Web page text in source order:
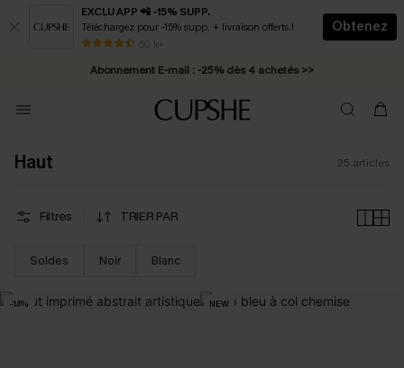
EXCLU APP 📲 -15% SUPP.
Téléchargez pour -15% supp. + livraison offerts !
50 k+
Obtenez
* Livraison éclair 2-3 jours ouvrés >>
Abonnement E-mail : -25% dès 4 achetés >>
Haut 25 articles
Filtres TRIER PAR
Soldes Noir Blanc
-14% NEW